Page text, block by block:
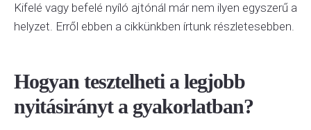
Kifelé vagy befelé nyíló ajtónál már nem ilyen egyszerű a
helyzet. Erről ebben a cikkünkben írtunk részletesebben.
Hogyan tesztelheti a legjobb
nyitásirányt a gyakorlatban?